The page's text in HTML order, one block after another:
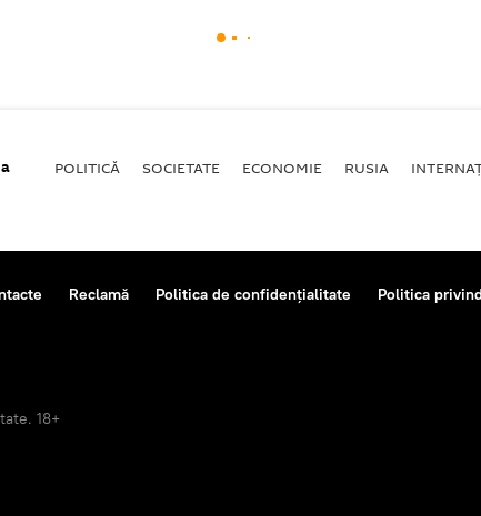
POLITICĂ SOCIETATE ECONOMIE RUSIA
Reclamă Politica de confidențialitate Politica
18+